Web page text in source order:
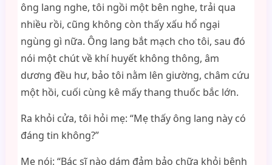
ông lang nghe, tôi ngồi một bên nghe, trải qua
nhiều rồi, cũng không còn thấy xấu hổ ngại
ngùng gì nữa. Ông lang bắt mạch cho tôi, sau đó
nói một chút về khí huyết không thông, âm
dương đều hư, bảo tôi nằm lên giường, châm cứu
một hồi, cuối cùng kê mấy thang thuốc bắc lớn.
Ra khỏi cửa, tôi hỏi mẹ: “Mẹ thấy ông lang này có
đáng tin không?”
Mẹ nói: “Bác sĩ nào dám đảm bảo chữa khỏi bệnh